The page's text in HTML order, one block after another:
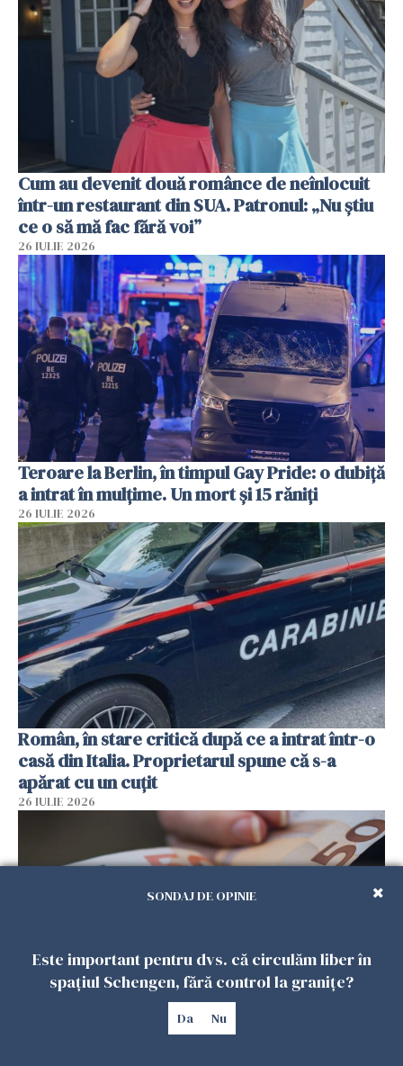
Cum au devenit două românce de neînlocuit
într-un restaurant din SUA. Patronul: „Nu știu
ce o să mă fac fără voi”
26 IULIE 2026
Teroare la Berlin, în timpul Gay Pride: o dubiță
a intrat în mulțime. Un mort și 15 răniți
26 IULIE 2026
Român, în stare critică după ce a intrat într-o
casă din Italia. Proprietarul spune că s-a
apărat cu un cuțit
26 IULIE 2026
Menajere și îngrijitori, în vizorul Fiscului din
SONDAJ DE OPINIE
Este important pentru dvs. că circulăm liber în
spațiul Schengen, fără control la granițe?
Da Nu